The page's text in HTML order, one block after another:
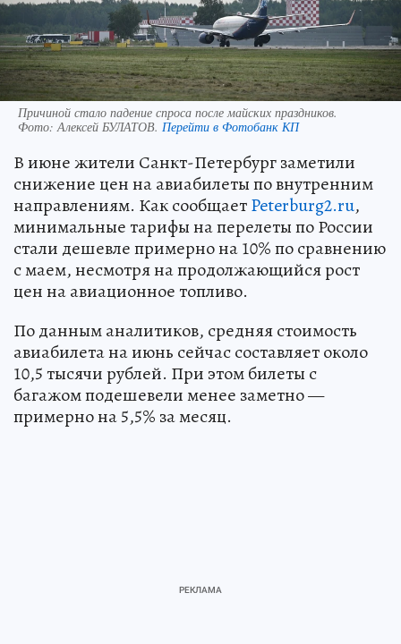
Причиной стало падение спроса после майских праздников.
Фото:Алексей БУЛАТОВ. Перейти в Фотобанк КП
В июне жители Санкт-Петербург заметили
снижение цен на авиабилеты по внутренним
направлениям. Как сообщаетPeterburg2.ru,
минимальные тарифы на перелеты по России
стали дешевле примерно на 10% по сравнению
с маем, несмотря на продолжающийся рост
цен на авиационное топливо.
По данным аналитиков, средняя стоимость
авиабилета на июнь сейчас составляет около
10,5 тысячи рублей. При этом билеты с
багажом подешевели менее заметно —
примерно на 5,5% за месяц.